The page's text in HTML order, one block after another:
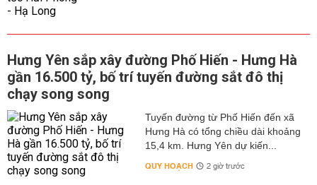
Hưng Yên sắp xây đường Phố Hiến - Hưng Hà
gần 16.500 tỷ, bố trí tuyến đường sắt đô thị
chạy song song
Tuyến đường từ Phố Hiến đến xã
Hưng Hà có tổng chiều dài khoảng
15,4 km. Hưng Yên dự kiến...
QUY HOẠCH 2 giờ trước